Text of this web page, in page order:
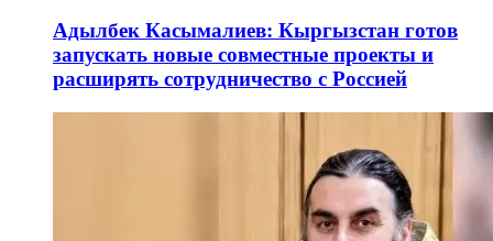
Адылбек Касымалиев: Кыргызстан готов
запускать новые совместные проекты и
расширять сотрудничество с Россией